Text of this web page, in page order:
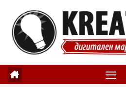
content